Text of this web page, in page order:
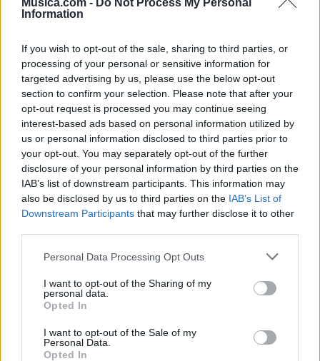
Musica.com - Do Not Process My Personal
Information
If you wish to opt-out of the sale, sharing to third parties, or
processing of your personal or sensitive information for
targeted advertising by us, please use the below opt-out
section to confirm your selection. Please note that after your
opt-out request is processed you may continue seeing
interest-based ads based on personal information utilized by
us or personal information disclosed to third parties prior to
your opt-out. You may separately opt-out of the further
disclosure of your personal information by third parties on the
IAB’s list of downstream participants. This information may
also be disclosed by us to third parties on the IAB’s List of
Downstream Participants that may further disclose it to other
Personal Data Processing Opt Outs
I want to opt-out of the Sharing of my
personal data.
Opted In
I want to opt-out of the Sale of my
Personal Data.
Opted In
Ver perfil
@musicapuntocom Ver perfil